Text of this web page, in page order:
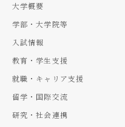
大学概要
学部・大学院等
入試情報
教育・学生支援
就職・キャリア支援
留学・国際交流
研究・社会連携